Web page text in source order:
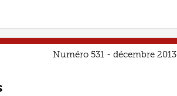
Numéro 531 - décembre 2013